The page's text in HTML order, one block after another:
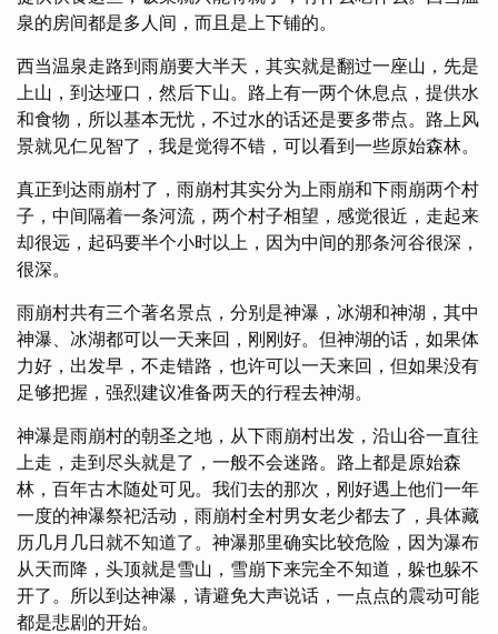
泉的房间都是多人间，而且是上下铺的。
西当温泉走路到雨崩要大半天，其实就是翻过一座山，先是
上山，到达垭口，然后下山。路上有一两个休息点，提供水
和食物，所以基本无忧，不过水的话还是要多带点。路上风
景就见仁见智了，我是觉得不错，可以看到一些原始森林。
真正到达雨崩村了，雨崩村其实分为上雨崩和下雨崩两个村
子，中间隔着一条河流，两个村子相望，感觉很近，走起来
却很远，起码要半个小时以上，因为中间的那条河谷很深，
很深。
雨崩村共有三个著名景点，分别是神瀑，冰湖和神湖，其中
神瀑、冰湖都可以一天来回，刚刚好。但神湖的话，如果体
力好，出发早，不走错路，也许可以一天来回，但如果没有
足够把握，强烈建议准备两天的行程去神湖。
神瀑是雨崩村的朝圣之地，从下雨崩村出发，沿山谷一直往
上走，走到尽头就是了，一般不会迷路。路上都是原始森
林，百年古木随处可见。我们去的那次，刚好遇上他们一年
一度的神瀑祭祀活动，雨崩村全村男女老少都去了，具体藏
历几月几日就不知道了。神瀑那里确实比较危险，因为瀑布
从天而降，头顶就是雪山，雪崩下来完全不知道，躲也躲不
开了。所以到达神瀑，请避免大声说话，一点点的震动可能
都是悲剧的开始。